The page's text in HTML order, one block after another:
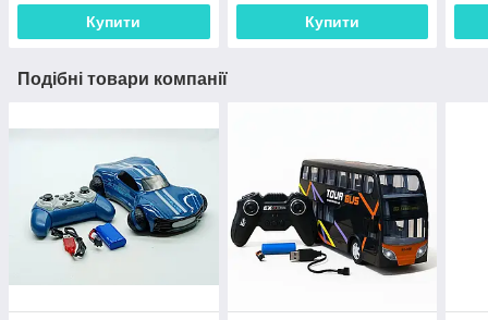
Купити Купити
Подібні товари компанії